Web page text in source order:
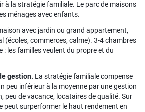
à la stratégie familiale. Le parc de maisons
ménages avec enfants.
avec jardin ou grand appartement,
(écoles, commerces, calme). 3-4 chambres
: les familles veulent du propre et du
gestion. La stratégie familiale compense
peu inférieur à la moyenne par une gestion
peu de vacance, locataires de qualité. Sur
peut surperformer le haut rendement en